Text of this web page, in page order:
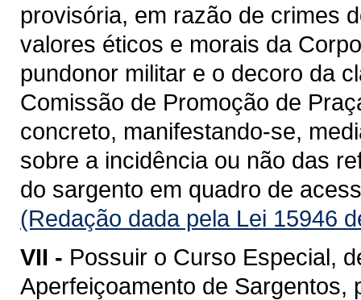
provisória, em razão de crimes
valores éticos e morais da
pundonor militar e o decoro da
Comissão de Promoção de
concreto, manifestando-se,
sobre a incidência ou não das
do sargento em quadro de
(Redação dada pela Lei 15946
VII - Possuir o Curso Especial,
Aperfeiçoamento de